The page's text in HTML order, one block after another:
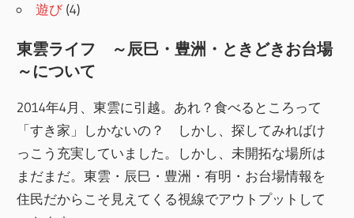
遊び (4)
東雲ライフ ～辰巳・豊洲・ときどきお台場
～について
2014年4月、東雲に引越。あれ？食べるところって
「すき家」しかないの？ しかし、探してみればけ
っこう充実していました。しかし、未開拓な場所は
まだまだ。東雲・辰巳・豊洲・有明・お台場情報を
住民だからこそ見えてくる視線でアウトプットして